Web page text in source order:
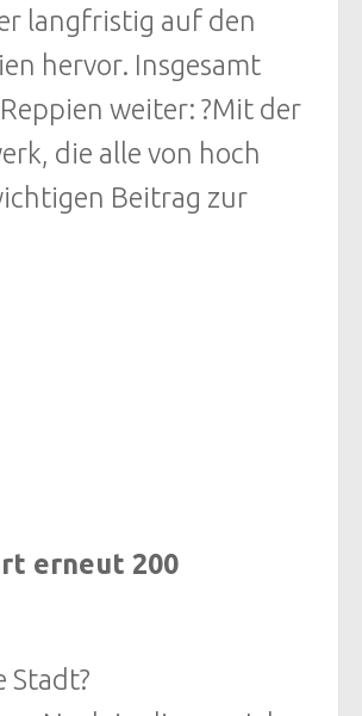
langfristig auf den
hervor. Insgesamt
weiter: ?Mit der
die alle von hoch
Beitrag zur
erneut 200
Stadt?